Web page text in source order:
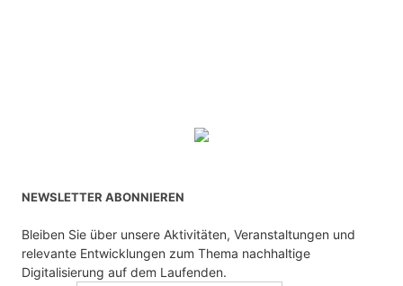
NEWSLETTER ABONNIEREN
Bleiben Sie über unsere Aktivitäten, Veranstaltungen und
relevante Entwicklungen zum Thema nachhaltige
Digitalisierung auf dem Laufenden.